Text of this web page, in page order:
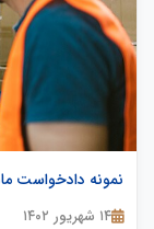
نمونه دادخواست ماده 148
۱۴ شهریور ۱۴۰۲